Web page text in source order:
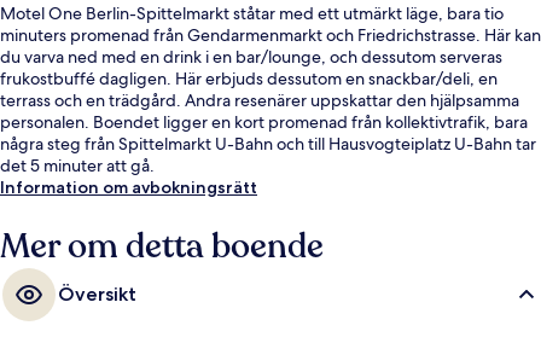
Motel One Berlin-Spittelmarkt ståtar med ett utmärkt läge, bara tio
minuters promenad från Gendarmenmarkt och Friedrichstrasse. Här kan
du varva ned med en drink i en bar/lounge, och dessutom serveras
frukostbuffé dagligen. Här erbjuds dessutom en snackbar/deli, en
terrass och en trädgård. Andra resenärer uppskattar den hjälpsamma
personalen. Boendet ligger en kort promenad från kollektivtrafik, bara
några steg från Spittelmarkt U-Bahn och till Hausvogteiplatz U-Bahn tar
det 5 minuter att gå.
Information om avbokningsrätt
Mer om detta boende
Översikt